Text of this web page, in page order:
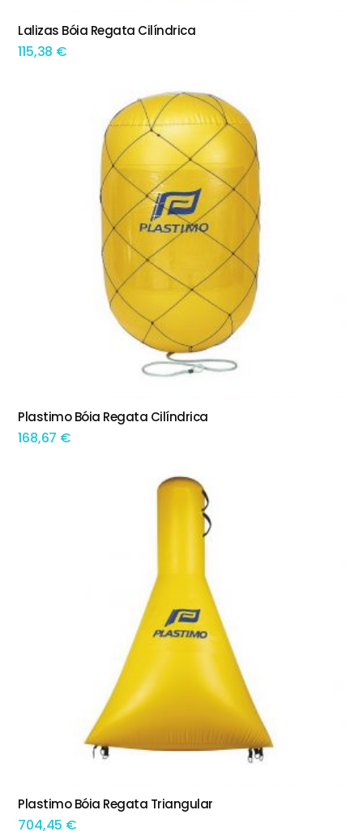
ADICIONAR
Lalizas Bóia Regata Cilíndrica
115,38 €
ADICIONAR
Plastimo Bóia Regata Cilíndrica
168,67 €
ADICIONAR
Plastimo Bóia Regata Triangular
704,45 €